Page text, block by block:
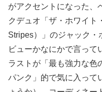
がアクセントになった、
クデュオ「ザ・ホワイト
Stripes）」のジャック・
ビューかなにかで言って
ラストが「最も強力な色
パンク」的で気に入って